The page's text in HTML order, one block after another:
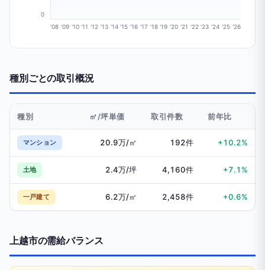
0
'08 '09 '10 '11 '12 '13 '14 '15 '16 '17 '18 '19 '20 '21 '22 '23 '24 '25 '26
種別ごとの取引概況
種別 ㎡/坪単価 取引件数 前年比
マンション 20.9万/㎡ 192件 +10.2%
土地 2.4万/坪 4,160件 +7.1%
一戸建て 6.2万/㎡ 2,458件 +0.6%
上越市の需給バランス